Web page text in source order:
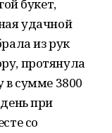
букет,
удачной
из рук
протянула
в сумме 3800
при
со